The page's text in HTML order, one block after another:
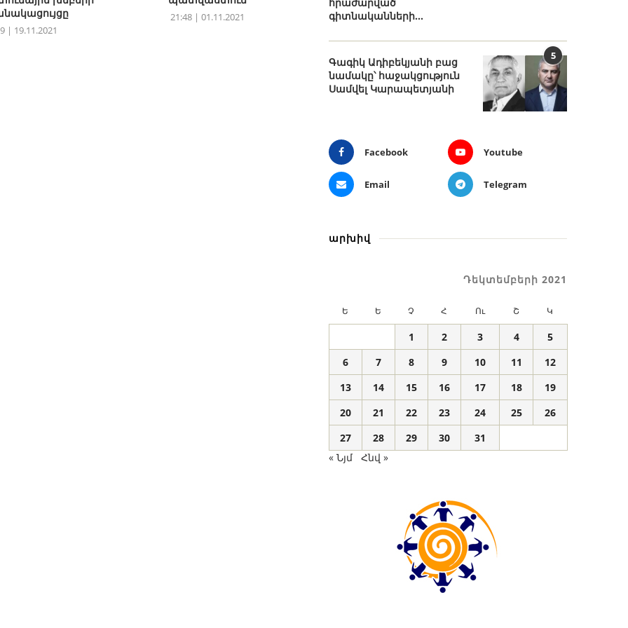
| 19.11.2021
21:48 | 01.11.2021
գիտնականների...
5
Գագիկ Ադիբեկյանի բաց
նամակը՝ հաջակցություն
Սամվել Կարապետյանի
Facebook Youtube
Email Telegram
արխիվ
Դեկտեմբերի 2021
Ե Ե Չ Հ Ու Շ Կ
1 2 3 4
5
6
7 8 9 10 11
12
13
14 15 16 17 18
19
20
21 22 23 24 25
26
27
28 29 30
31
« Նյմ
Հնվ »